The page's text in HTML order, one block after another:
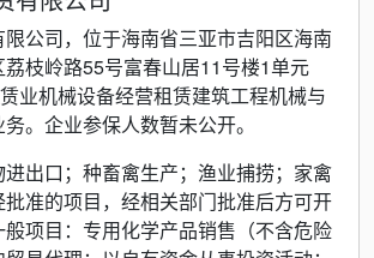
公司，位于海南省三亚市吉阳区海南
枝岭路55号富春山居11号楼1单元
业机械设备经营租赁建筑工程机械与
。企业参保人数暂未公开。
出口；种畜禽生产；渔业捕捞；家禽
准的项目，经相关部门批准后方可开
项目：专用化学产品销售（不含危险